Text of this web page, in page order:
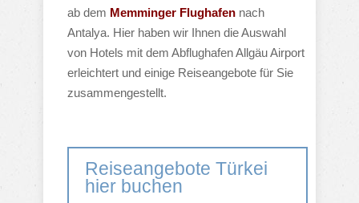
ab dem Memminger Flughafen nach
Antalya. Hier haben wir Ihnen die Auswahl
von Hotels mit dem Abflughafen Allgäu Airport
erleichtert und einige Reiseangebote für Sie
zusammengestellt.
Reiseangebote Türkei
hier buchen